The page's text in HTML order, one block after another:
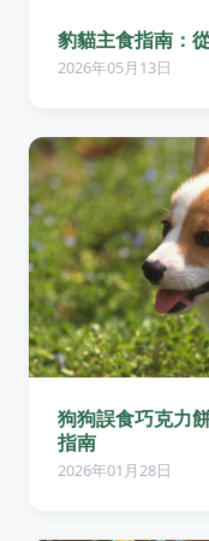
豹貓主食指南：
2026年05月13日
狗狗誤食巧克力
指南
2026年01月28日